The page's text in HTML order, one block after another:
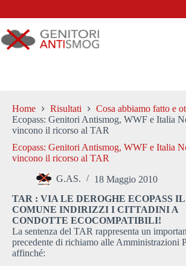
Home Risultati
Cosa abbiamo fatto e
Ecopass: Genitori Antismog, WWF e Italia
vincono il ricorso al TAR
Ecopass: Genitori Antismog, WWF e Italia
vincono il ricorso al TAR
G.AS.
18 Maggio 2010
TAR : VIA LE DEROGHE ECOPASS IL
COMUNE INDIRIZZI I CITTADINI A
CONDOTTE ECOCOMPATIBILI!
La sentenza del TAR rappresenta un
precedente di richiamo alle Amministrazioni
affinché: